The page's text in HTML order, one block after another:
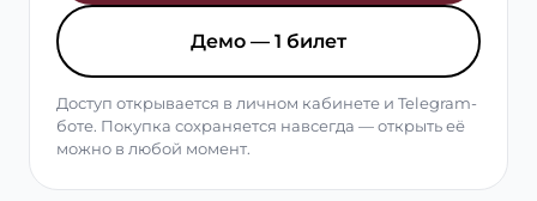
Демо — 1 билет
Доступ открывается в личном кабинете и Telegram-
боте. Покупка сохраняется навсегда — открыть её
можно в любой момент.